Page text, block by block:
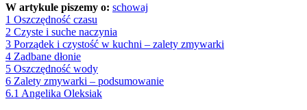
W artykule piszemy o: schowaj
1 Oszczędność czasu
2 Czyste i suche naczynia
3 Porządek i czystość w kuchni – zalety zmywarki
4 Zadbane dłonie
5 Oszczędność wody
6 Zalety zmywarki – podsumowanie
6.1 Angelika Oleksiak